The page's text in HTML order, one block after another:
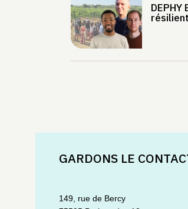
DEPHY
GARDONS LE
149, rue de Bercy